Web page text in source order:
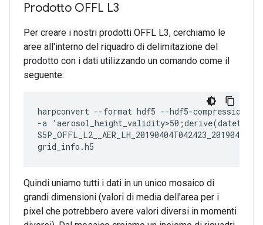
Prodotto OFFL L3
Per creare i nostri prodotti OFFL L3, cerchiamo le
aree all'interno del riquadro di delimitazione del
prodotto con i dati utilizzando un comando come il
seguente:
harpconvert --format hdf5 --hdf5-compression 9
-a
Quindi uniamo tutti i dati in un unico mosaico di
grandi dimensioni (valori di media dell'area per i
pixel che potrebbero avere valori diversi in momenti